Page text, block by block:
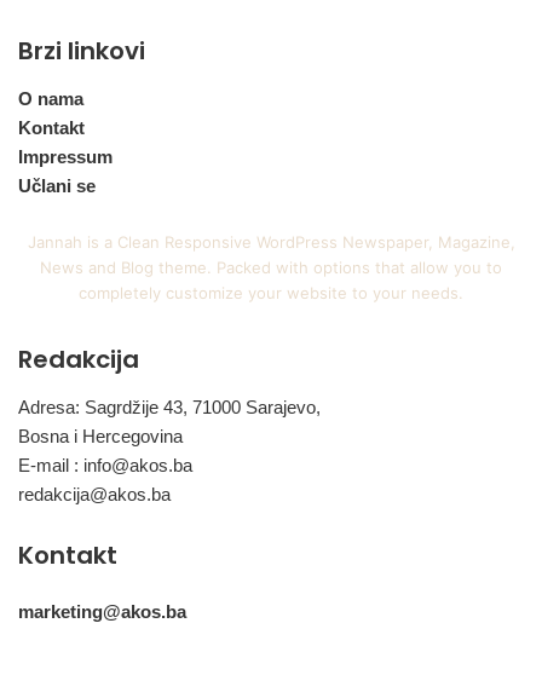
Brzi linkovi
O nama
Kontakt
Impressum
Učlani se
Jannah is a Clean Responsive WordPress Newspaper, Magazine,
News and Blog theme. Packed with options that allow you to
completely customize your website to your needs.
Redakcija
Adresa: Sagrdžije 43, 71000 Sarajevo,
Bosna i Hercegovina
E-mail : info@akos.ba
redakcija@akos.ba
Kontakt
marketing@akos.ba